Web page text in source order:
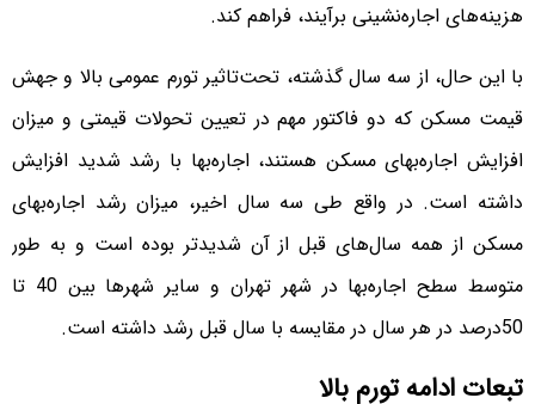
هزینه‌‌‌‌های اجاره‌‌‌‌نشینی برآیند، فراهم کند.
با این حال، از سه سال گذشته، تحت‌تاثیر تورم عمومی بالا و جهش
قیمت مسکن که دو فاکتور مهم در تعیین تحولات قیمتی و میزان
افزایش اجاره‌‌‌‌بهای مسکن هستند، اجاره‌‌‌‌بها با رشد شدید افزایش
داشته است. در واقع طی سه سال اخیر، میزان رشد اجاره‌‌‌‌بهای
مسکن از همه سال‌های قبل از آن شدیدتر بوده است و به طور
متوسط سطح اجاره‌‌‌‌بها در شهر تهران و سایر شهرها بین 40 تا
50‌درصد در هر سال در مقایسه با سال قبل رشد داشته است.
تبعات ادامه تورم بالا